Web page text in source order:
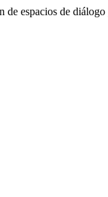
espacios de